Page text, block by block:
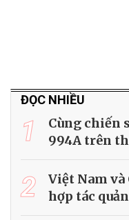
ĐỌC NHIỀU
1
Cùng chiến
994A trên
2
Việt Nam
hợp tác